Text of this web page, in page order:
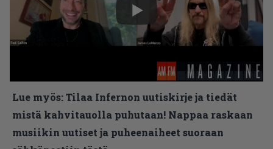
Lue myös:Tilaa Infernon uutiskirje ja tiedät
mistä kahvitauolla puhutaan! Nappaa raskaan
musiikin uutiset ja puheenaiheet suoraan